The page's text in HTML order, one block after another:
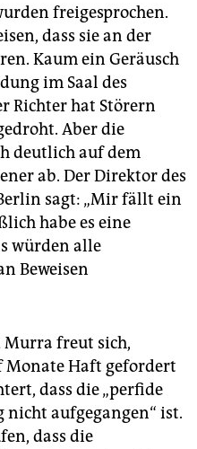
freigesprochen.
dass sie an der
Kaum ein Geräusch
im Saal des
Richter hat Störern
Aber die
deutlich auf dem
ab. Der Direktor des
sagt: „Mir fällt ein
habe es eine
würden alle
Beweisen
Murra freut sich,
Monate Haft gefordert
dass die „perfide
nicht aufgegangen“ ist.
dass die